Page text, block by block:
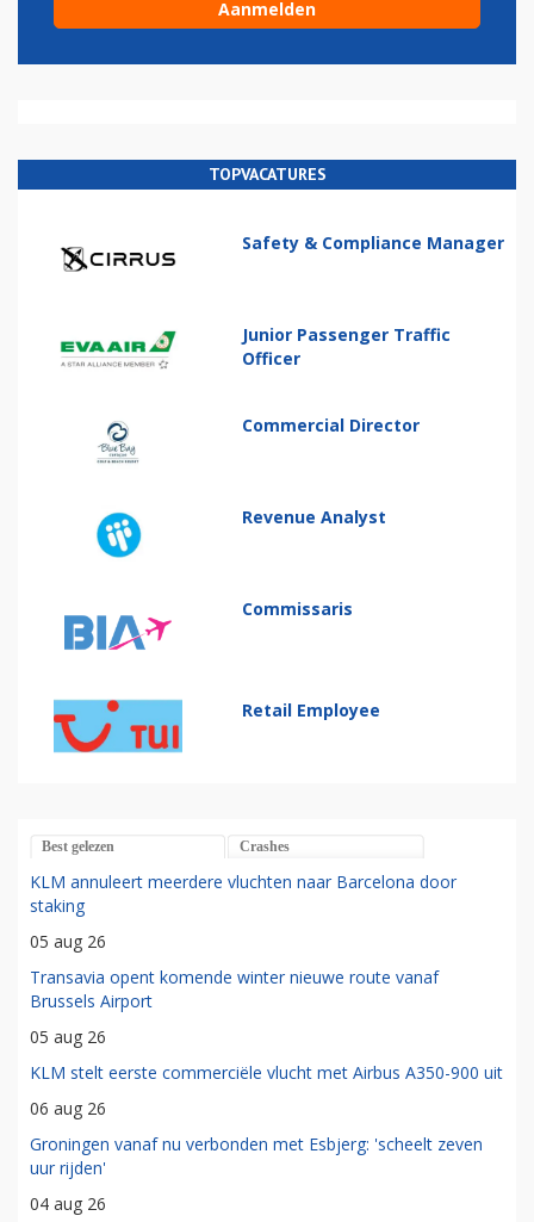
TOPVACATURES
Safety & Compliance Manager
Junior Passenger Traffic
Officer
Commercial Director
Revenue Analyst
Commissaris
Retail Employee
Best gelezen Crashes
KLM annuleert meerdere vluchten naar Barcelona door
staking
05 aug 26
Transavia opent komende winter nieuwe route vanaf
Brussels Airport
05 aug 26
KLM stelt eerste commerciële vlucht met Airbus A350-900 uit
06 aug 26
Groningen vanaf nu verbonden met Esbjerg: 'scheelt zeven
uur rijden'
04 aug 26